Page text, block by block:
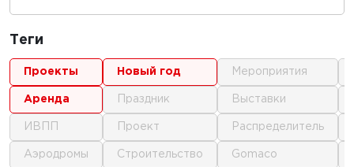
Теги
проекты
аренда
ИВПП
аэродромы
новый год
праздник
проект
строительство
мероприятия
выставки
распределитель
gomaco